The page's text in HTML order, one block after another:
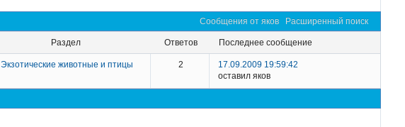
Сообщения от яков
Расширенный поиск
Раздел ответов последнее сообщение
Экзотические животные и птицы 2
17.09.2009 19:59:42
оставил яков